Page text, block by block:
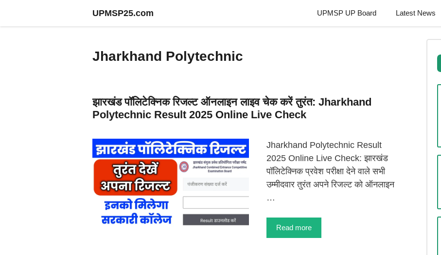
UPMSP25.com UPMSP UP Board Latest News
Jharkhand Polytechnic
झारखंड पॉलिटेक्निक रिजल्ट ऑनलाइन लाइव चेक करें तुरंत: Jharkhand
Polytechnic Result 2025 Online Live Check
Jharkhand Polytechnic Result
2025 Online Live Check: झारखंड
पॉलिटेक्निक प्रवेश परीक्षा देने वाले सभी
उम्मीदवार तुरंत अपने रिजल्ट को ऑनलाइन
…
Read more